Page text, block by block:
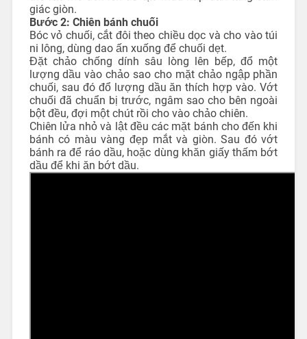
giác giòn.
Bước 2: Chiên bánh chuối
Bóc vỏ chuối, cắt đôi theo chiều dọc và cho vào túi
ni lông, dùng dao ấn xuống để chuối dẹt.
Đặt chảo chống dính sâu lòng lên bếp, đổ một
lượng dầu vào chảo sao cho mặt chảo ngập phần
chuối, sau đó đổ lượng dầu ăn thích hợp vào. Vớt
chuối đã chuẩn bị trước, ngâm sao cho bên ngoài
bột đều, đợi một chút rồi cho vào chảo chiên.
Chiên lửa nhỏ và lật đều các mặt bánh cho đến khi
bánh có màu vàng đẹp mắt và giòn. Sau đó vớt
bánh ra để ráo dầu, hoặc dùng khăn giấy thấm bớt
dầu để khi ăn bớt dầu.